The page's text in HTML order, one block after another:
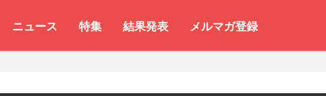
ニュース 特集 結果発表 メルマガ登録